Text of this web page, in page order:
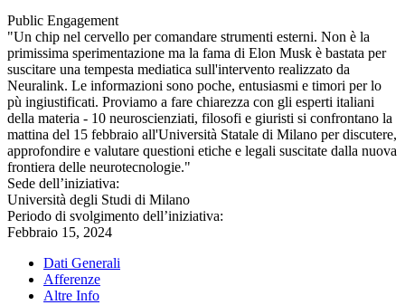
Public Engagement
"Un chip nel cervello per comandare strumenti esterni. Non è la
primissima sperimentazione ma la fama di Elon Musk è bastata per
suscitare una tempesta mediatica sull'intervento realizzato da
Neuralink. Le informazioni sono poche, entusiasmi e timori per lo
pù ingiustificati. Proviamo a fare chiarezza con gli esperti italiani
della materia - 10 neuroscienziati, filosofi e giuristi si confrontano la
mattina del 15 febbraio all'Università Statale di Milano per discutere,
approfondire e valutare questioni etiche e legali suscitate dalla nuova
frontiera delle neurotecnologie."
Sede dell’iniziativa:
Università degli Studi di Milano
Periodo di svolgimento dell’iniziativa:
Febbraio 15, 2024
Dati Generali
Afferenze
Altre Info